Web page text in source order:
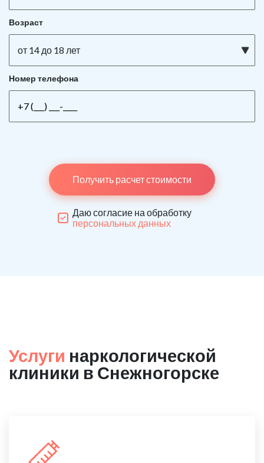
Возраст
от 14 до 18 лет
Номер телефона
Получить расчет стоимости
Даю согласие на обработку
персональных данных
Услуги наркологической
клиники в Снежногорске